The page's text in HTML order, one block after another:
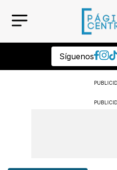
Síguenos